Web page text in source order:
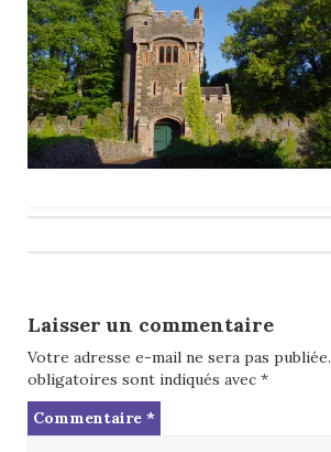
navigation
Laisser un commentaire
Votre adresse e-mail ne sera pas publiée.
obligatoires sont indiqués avec *
Commentaire *